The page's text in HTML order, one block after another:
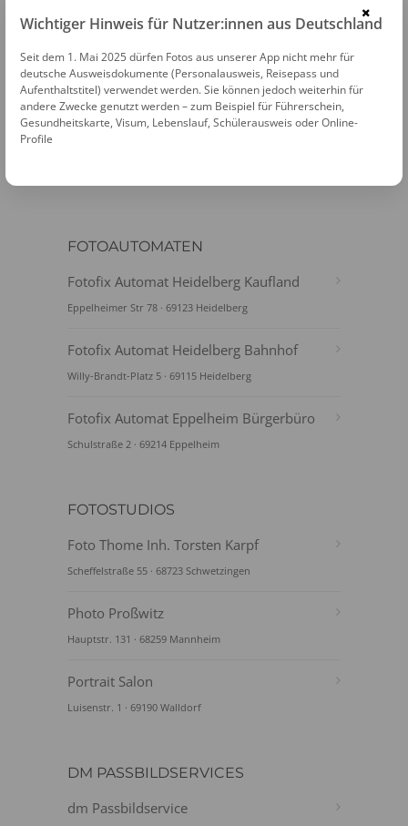
versandkostenfrei bestellen.
PASSFOTOS ONLINE ERSTELLEN
FOTOAUTOMATEN
Fotofix Automat Heidelberg Kaufland
Eppelheimer Str 78 · 69123 Heidelberg
Fotofix Automat Heidelberg Bahnhof
Willy-Brandt-Platz 5 · 69115 Heidelberg
Fotofix Automat Eppelheim Bürgerbüro
Schulstraße 2 · 69214 Eppelheim
FOTOSTUDIOS
Foto Thome Inh. Torsten Karpf
Scheffelstraße 55 · 68723 Schwetzingen
Photo Proßwitz
Hauptstr. 131 · 68259 Mannheim
Portrait Salon
Luisenstr. 1 · 69190 Walldorf
DM PASSBILDSERVICES
dm Passbildservice
×
Wichtiger Hinweis für Nutzer:innen aus Deutschland
Seit dem 1. Mai 2025 dürfen Fotos aus unserer App nicht mehr für
deutsche Ausweisdokumente (Personalausweis, Reisepass und
Aufenthaltstitel) verwendet werden. Sie können jedoch weiterhin für
andere Zwecke genutzt werden – zum Beispiel für Führerschein,
Gesundheitskarte, Visum, Lebenslauf, Schülerausweis oder Online-
Profile